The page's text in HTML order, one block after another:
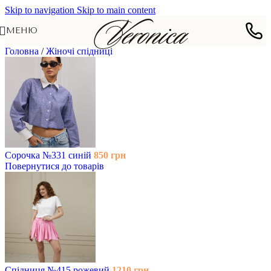
Skip to navigation Skip to main content
МЕНЮ
Головна / Жіночі спідниці
Сорочка №331 синій 850 грн
Повернутися до товарів